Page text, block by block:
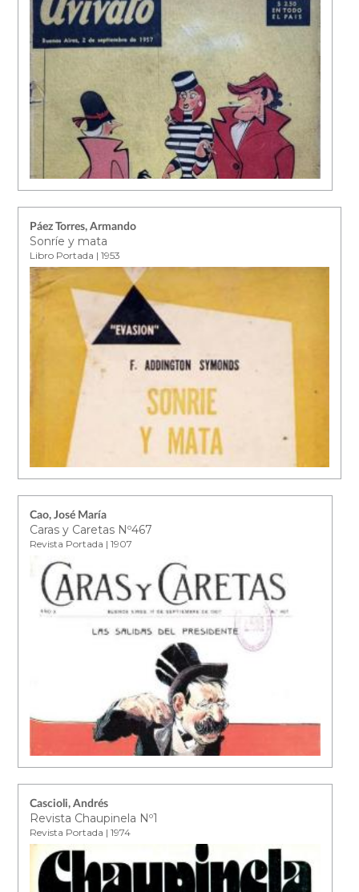
Páez Torres, Armando
Sonríe y mata
Libro Portada | 1953
Cao, José María
Caras y Caretas Nº467
Revista Portada | 1907
Cascioli, Andrés
Revista Chaupinela Nº1
Revista Portada | 1974